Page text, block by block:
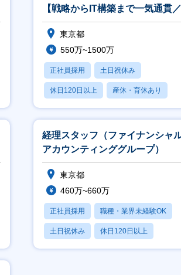
【戦略からIT構築まで一気通貫
均年収822万円】
東京都
550万~1500万
正社員採用 土日祝休み
休日120日以上 産休・育休あり
賞与あり
経理スタッフ（ファイナンシャ
アカウンティンググループ）
東京都
460万~660万
正社員採用 職種・業界未経験OK
土日祝休み 休日120日以上
産休・育休あり